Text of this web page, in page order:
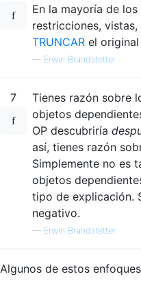
En la mayoría de
restricciones,
TRUNCAR el
— Erwin Brandstetter
7
Tienes razón sobre
objetos
OP descubriría
así, tienes razón
Simplemente no es
objetos
tipo de explicación.
negativo.
— Erwin Brandstetter
Algunos de estos